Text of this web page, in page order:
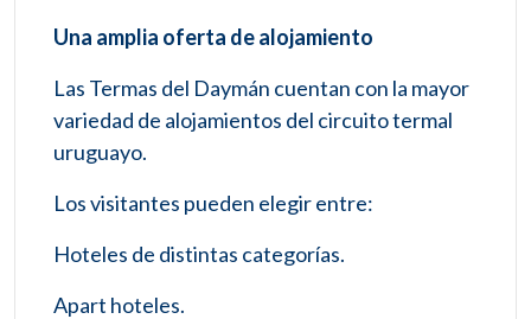
Una amplia oferta de alojamiento
Las Termas del Daymán cuentan con la mayor
variedad de alojamientos del circuito termal
uruguayo.
Los visitantes pueden elegir entre:
Hoteles de distintas categorías.
Apart hoteles.